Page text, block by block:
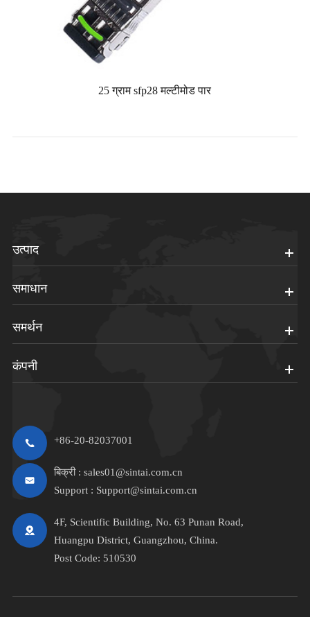
25 ग्राम sfp28 मल्टीमोड पार
उत्पाद
समाधान
समर्थन
कंपनी
+86-20-82037001
बिक्री : sales01@sintai.com.cn
Support : Support@sintai.com.cn
4F, Scientific Building, No. 63 Punan Road,
Huangpu District, Guangzhou, China.
Post Code: 510530